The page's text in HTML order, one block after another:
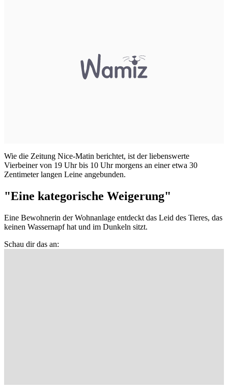
Wie die Zeitung Nice-Matin berichtet, ist der liebenswerte
Vierbeiner von 19 Uhr bis 10 Uhr morgens an einer etwa 30
Zentimeter langen Leine angebunden.
"Eine kategorische Weigerung"
Eine Bewohnerin der Wohnanlage entdeckt das Leid des Tieres, das
keinen Wassernapf hat und im Dunkeln sitzt.
Schau dir das an: